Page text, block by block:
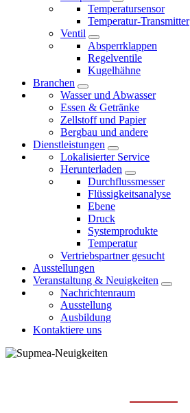
Temperatursensor
Temperatur-Transmitter
Ventil
Absperrklappen
Regelventile
Kugelhähne
Branchen
Wasser und Abwasser
Essen & Getränke
Zellstoff und Papier
Bergbau und andere
Dienstleistungen
Lokalisierter Service
Herunterladen
Durchflussmesser
Flüssigkeitsanalyse
Ebene
Druck
Systemprodukte
Temperatur
Vertriebspartner gesucht
Ausstellungen
Veranstaltung & Neuigkeiten
Nachrichtenraum
Ausstellung
Ausbildung
Kontaktiere uns